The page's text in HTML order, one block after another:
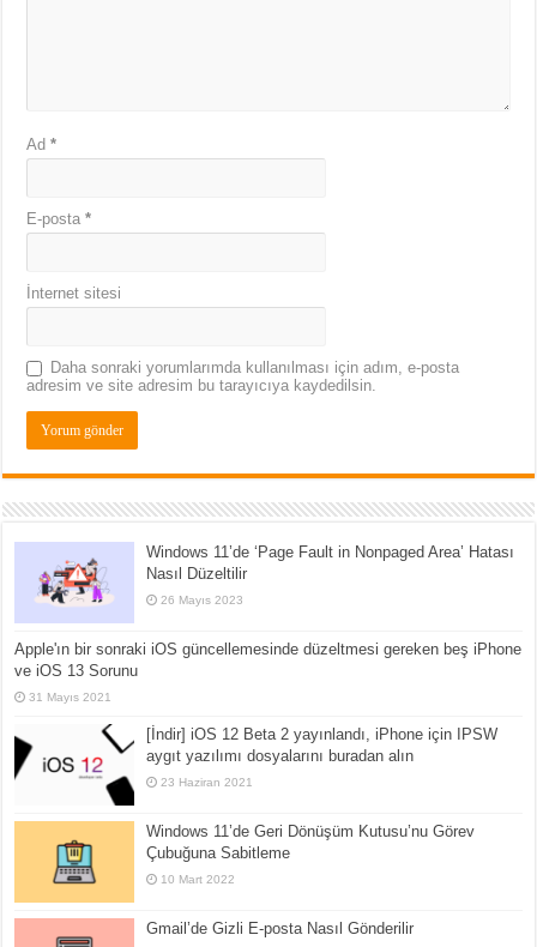
Ad*
E-posta*
İnternet sitesi
Daha sonraki yorumlarımda kullanılması için adım, e-posta
adresim ve site adresim bu tarayıcıya kaydedilsin.
Windows 11’de ‘Page Fault in Nonpaged Area’ Hatası
Nasıl Düzeltilir
26 Mayıs 2023
Apple'ın bir sonraki iOS güncellemesinde düzeltmesi gereken beş iPhone
ve iOS 13 Sorunu
31 Mayıs 2021
[İndir] iOS 12 Beta 2 yayınlandı, iPhone için IPSW
aygıt yazılımı dosyalarını buradan alın
23 Haziran 2021
Windows 11’de Geri Dönüşüm Kutusu’nu Görev
Çubuğuna Sabitleme
10 Mart 2022
Gmail’de Gizli E-posta Nasıl Gönderilir